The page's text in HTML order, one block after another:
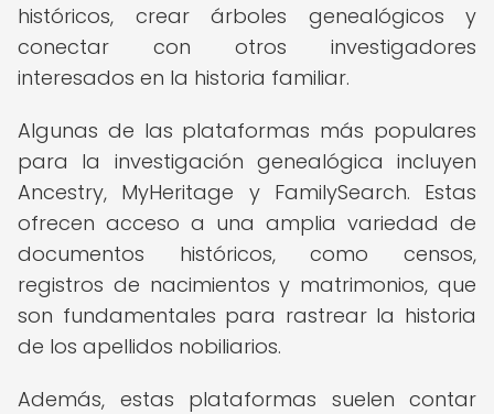
históricos, crear árboles genealógicos y
conectar con otros investigadores
interesados en la historia familiar.
Algunas de las plataformas más populares
para la investigación genealógica incluyen
Ancestry, MyHeritage y FamilySearch. Estas
ofrecen acceso a una amplia variedad de
documentos históricos, como censos,
registros de nacimientos y matrimonios, que
son fundamentales para rastrear la historia
de los apellidos nobiliarios.
Además, estas plataformas suelen contar